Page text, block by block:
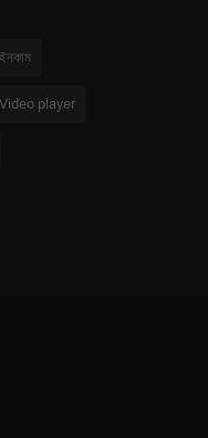
Video player